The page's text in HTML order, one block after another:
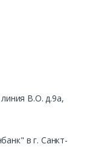
В.О. д.9а,
в г. Санкт-